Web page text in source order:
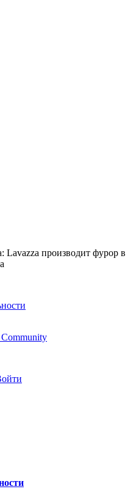
Lavazza производит фурор в